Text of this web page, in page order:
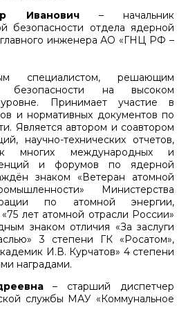
Иванович– начальник
безопасности отдела ядерной
инженера АО «ГНЦ РФ –
специалистом, решающим
безопасности на высоком
Принимает участие в
и нормативных документов по
Является автором и соавтором
научно-технических отчетов,
многих международных и
и форумов по ядерной
знаком «Ветеран атомной
Министерства
по атомной энергии,
лет атомной отрасли России»
знаком отличия «За заслуги
3 степени ГК «Росатом»,
И.В. Курчатов» 4 степени
наградами.
– старший диспетчер
службы МАУ «Коммунальное